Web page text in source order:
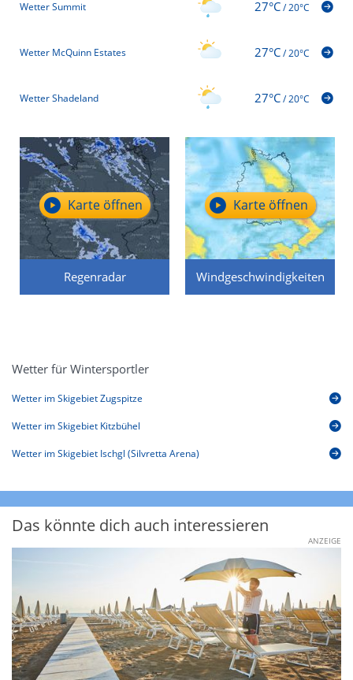
Wetter Summit 27°C/20°C
Wetter McQuinn Estates 27°C/20°C
Wetter Shadeland 27°C/20°C
Regenradar
Karte öffnen
Windgeschwindigkeiten
Karte öffnen
Wetter für Wintersportler
Wetter im Skigebiet Zugspitze
Wetter im Skigebiet Kitzbühel
Wetter im Skigebiet Ischgl (Silvretta Arena)
Das könnte dich auch interessieren
ANZEIGE